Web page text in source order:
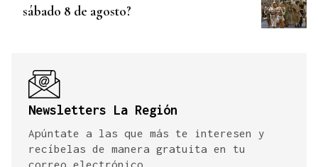
sábado 8 de agosto?
Newsletters La Región
Apúntate a las que más te interesen y
recíbelas de manera gratuita en tu
correo electrónico